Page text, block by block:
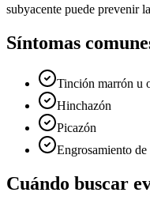
subyacente puede prevenir
Síntomas
Tinción marrón u
Hinchazón
Picazón
Engrosamiento
Cuándo buscar